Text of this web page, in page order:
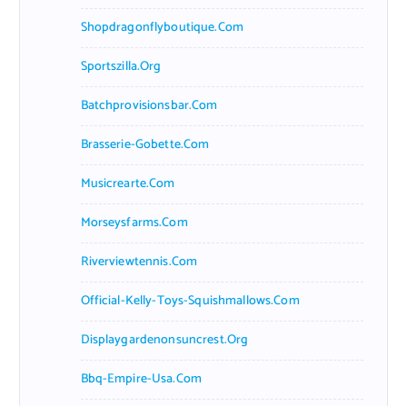
Shopdragonflyboutique.com
Sportszilla.org
Batchprovisionsbar.com
Brasserie-Gobette.com
Musicrearte.com
Morseysfarms.com
Riverviewtennis.com
Official-Kelly-Toys-Squishmallows.com
Displaygardenonsuncrest.org
Bbq-Empire-Usa.com